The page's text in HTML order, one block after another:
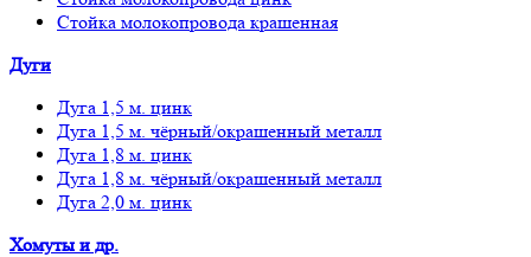
Стойка молокопровода крашенная
Дуги
Дуга 1,5 м. цинк
Дуга 1,5 м. чёрный/окрашенный металл
Дуга 1,8 м. цинк
Дуга 1,8 м. чёрный/окрашенный металл
Дуга 2,0 м. цинк
Хомуты и др.